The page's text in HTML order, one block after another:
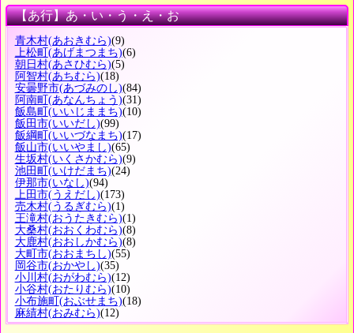
【あ行】あ・い・う・え・お
青木村(あおきむら)(9)
上松町 (あげまつまち)(6)
朝日村(あさひむら)(5)
阿智村(あちむら)(18)
安曇野市(あづみのし)(84)
阿南町 (あなんちょう)(31)
飯島町 (いいじままち)(10)
飯田市(いいだし)(99)
飯綱町 (いいづなまち)(17)
飯山市(いいやまし)(65)
生坂村(いくさかむら)(9)
池田町 (いけだまち)(24)
伊那市(いなし)(94)
上田市(うえだし)(173)
売木村(うるぎむら)(1)
王滝村(おうたきむら)(1)
大桑村(おおくわむら)(8)
大鹿村(おおしかむら)(8)
大町市(おおまちし)(55)
岡谷市(おかやし)(35)
小川村(おがわむら)(12)
小谷村(おたりむら)(10)
小布施町 (おぶせまち)(18)
麻績村(おみむら)(12)